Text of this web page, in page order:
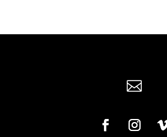
